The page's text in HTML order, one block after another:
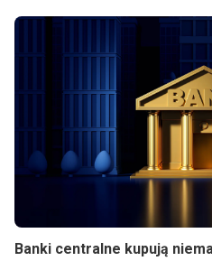
naprawdę potrzebna.
Banki centralne kupują